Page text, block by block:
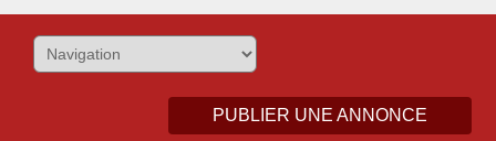
PUBLIER UNE ANNONCE